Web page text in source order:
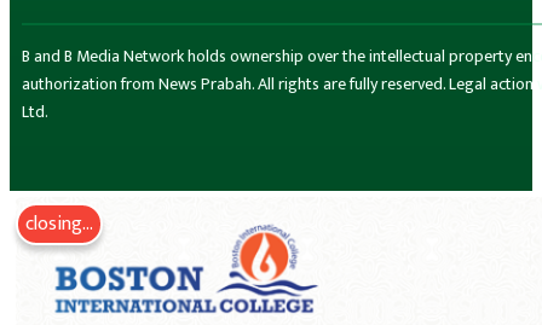
B and B Media Network holds ownership over the intellectual property
authorization from News Prabah. All rights are fully reserved. Legal
Ltd.
closing...